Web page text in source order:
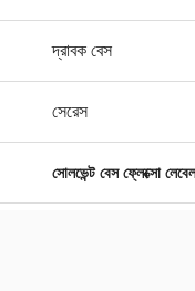
দ্রাবক বেস
সেরেস
সোলভেন্ট বেস ফ্লেক্সো লেবেল